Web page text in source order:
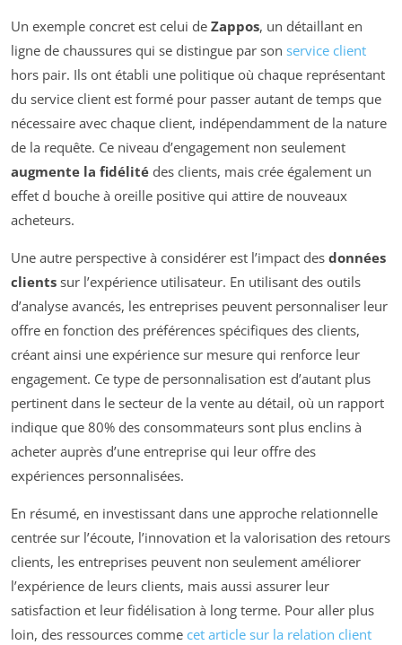
Un exemple concret est celui de Zappos, un détaillant en
ligne de chaussures qui se distingue par son service client
hors pair. Ils ont établi une politique où chaque représentant
du service client est formé pour passer autant de temps que
nécessaire avec chaque client, indépendamment de la nature
de la requête. Ce niveau d’engagement non seulement
augmente la fidélité des clients, mais crée également un
effet d bouche à oreille positive qui attire de nouveaux
acheteurs.
Une autre perspective à considérer est l’impact des données
clients sur l’expérience utilisateur. En utilisant des outils
d’analyse avancés, les entreprises peuvent personnaliser leur
offre en fonction des préférences spécifiques des clients,
créant ainsi une expérience sur mesure qui renforce leur
engagement. Ce type de personnalisation est d’autant plus
pertinent dans le secteur de la vente au détail, où un rapport
indique que 80% des consommateurs sont plus enclins à
acheter auprès d’une entreprise qui leur offre des
expériences personnalisées.
En résumé, en investissant dans une approche relationnelle
centrée sur l’écoute, l’innovation et la valorisation des retours
clients, les entreprises peuvent non seulement améliorer
l’expérience de leurs clients, mais aussi assurer leur
satisfaction et leur fidélisation à long terme. Pour aller plus
loin, des ressources comme cet article sur la relation client